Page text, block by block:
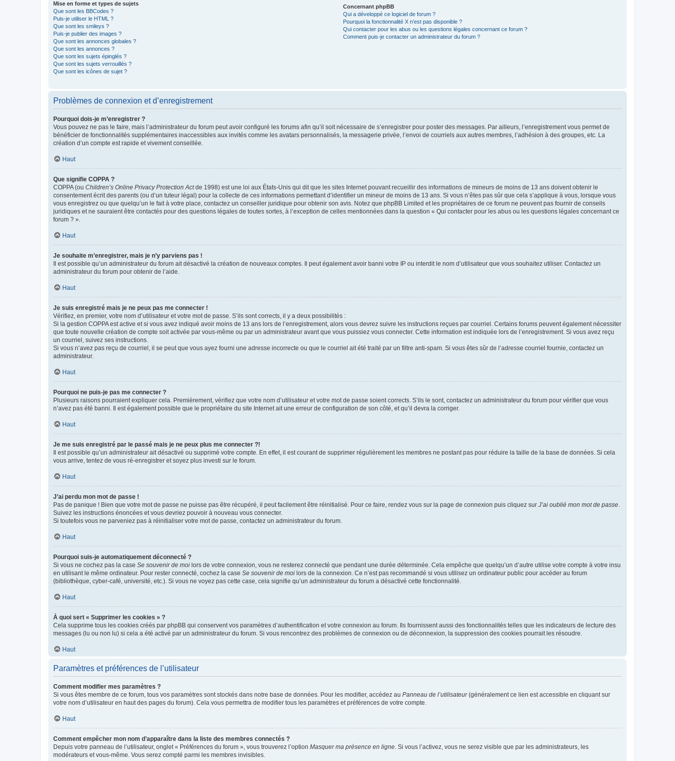
Mise en forme et types de sujets
Que sont les BBCodes ?
Puis-je utiliser le HTML ?
Que sont les smileys ?
Puis-je publier des images ?
Que sont les annonces globales ?
Que sont les annonces ?
Que sont les sujets épinglés ?
Que sont les sujets verrouillés ?
Que sont les icônes de sujet ?
Concernant phpBB
Qui a développé ce logiciel de forum ?
Pourquoi la fonctionnalité X n’est pas disponible ?
Qui contacter pour les abus ou les questions légales concernant ce forum ?
Comment puis-je contacter un administrateur du forum ?
Problèmes de connexion et d’enregistrement
Pourquoi dois-je m’enregistrer ?
Vous pouvez ne pas le faire, mais l’administrateur du forum peut avoir configuré les forums afin qu’il soit nécessaire de s’enregistrer pour poster des messages. Par ailleurs, l’enregistrement vous permet de
bénéficier de fonctionnalités supplémentaires inaccessibles aux invités comme les avatars personnalisés, la messagerie privée, l’envoi de courriels aux autres membres, l’adhésion à des groupes, etc. La
création d’un compte est rapide et vivement conseillée.
Haut
Que signifie COPPA ?
COPPA (ou Children’s Online Privacy Protection Actde 1998) est une loi aux États-Unis qui dit que les sites Internet pouvant recueillir des informations de mineurs de moins de 13 ans doivent obtenir le
consentement écrit des parents (ou d’un tuteur légal) pour la collecte de ces informations permettant d’identifier un mineur de moins de 13 ans. Si vous n’êtes pas sûr que cela s’applique à vous, lorsque vous
vous enregistrez ou que quelqu’un le fait à votre place, contactez un conseiller juridique pour obtenir son avis. Notez que phpBB Limited et les propriétaires de ce forum ne peuvent pas fournir de conseils
juridiques et ne sauraient être contactés pour des questions légales de toutes sortes, à l’exception de celles mentionnées dans la question « Qui contacter pour les abus ou les questions légales concernant ce
forum ? ».
Haut
Je souhaite m’enregistrer, mais je n’y parviens pas !
Il est possible qu’un administrateur du forum ait désactivé la création de nouveaux comptes. Il peut également avoir banni votre IP ou interdit le nom d’utilisateur que vous souhaitez utiliser. Contactez un
administrateur du forum pour obtenir de l’aide.
Haut
Je suis enregistré mais je ne peux pas me connecter !
Vérifiez, en premier, votre nom d’utilisateur et votre mot de passe. S’ils sont corrects, il y a deux possibilités :
Si la gestion COPPA est active et si vous avez indiqué avoir moins de 13 ans lors de l’enregistrement, alors vous devrez suivre les instructions reçues par courriel. Certains forums peuvent également nécessiter
que toute nouvelle création de compte soit activée par vous-même ou par un administrateur avant que vous puissiez vous connecter. Cette information est indiquée lors de l’enregistrement. Si vous avez reçu
un courriel, suivez ses instructions.
Si vous n’avez pas reçu de courriel, il se peut que vous ayez fourni une adresse incorrecte ou que le courriel ait été traité par un filtre anti-spam. Si vous êtes sûr de l’adresse courriel fournie, contactez un
administrateur.
Haut
Pourquoi ne puis-je pas me connecter ?
Plusieurs raisons pourraient expliquer cela. Premièrement, vérifiez que votre nom d’utilisateur et votre mot de passe soient corrects. S’ils le sont, contactez un administrateur du forum pour vérifier que vous
n’avez pas été banni. Il est également possible que le propriétaire du site Internet ait une erreur de configuration de son côté, et qu’il devra la corriger.
Haut
Je me suis enregistré par le passé mais je ne peux plus me connecter ?!
Il est possible qu’un administrateur ait désactivé ou supprimé votre compte. En effet, il est courant de supprimer régulièrement les membres ne postant pas pour réduire la taille de la base de données. Si cela
vous arrive, tentez de vous ré-enregistrer et soyez plus investi sur le forum.
Haut
J’ai perdu mon mot de passe !
Pas de panique ! Bien que votre mot de passe ne puisse pas être récupéré, il peut facilement être réinitialisé. Pour ce faire, rendez vous sur la page de connexion puis cliquez sur J’ai oublié mon mot de passe.
Suivez les instructions énoncées et vous devriez pouvoir à nouveau vous connecter.
Si toutefois vous ne parveniez pas à réinitialiser votre mot de passe, contactez un administrateur du forum.
Haut
Pourquoi suis-je automatiquement déconnecté ?
Si vous ne cochez pas la case Se souvenir de moi lors de votre connexion, vous ne resterez connecté que pendant une durée déterminée. Cela empêche que quelqu’un d’autre utilise votre compte à votre insu
en utilisant le même ordinateur. Pour rester connecté, cochez la case Se souvenir de moi lors de la connexion. Ce n’est pas recommandé si vous utilisez un ordinateur public pour accéder au forum
(bibliothèque, cyber-café, université, etc.). Si vous ne voyez pas cette case, cela signifie qu’un administrateur du forum a désactivé cette fonctionnalité.
Haut
À quoi sert « Supprimer les cookies » ?
Cela supprime tous les cookies créés par phpBB qui conservent vos paramètres d’authentification et votre connexion au forum. Ils fournissent aussi des fonctionnalités telles que les indicateurs de lecture des
messages (lu ou non lu) si cela a été activé par un administrateur du forum. Si vous rencontrez des problèmes de connexion ou de déconnexion, la suppression des cookies pourrait les résoudre.
Haut
Paramètres et préférences de l’utilisateur
Comment modifier mes paramètres ?
Si vous êtes membre de ce forum, tous vos paramètres sont stockés dans notre base de données. Pour les modifier, accédez au Panneau de l’utilisateur(généralement ce lien est accessible en cliquant sur
votre nom d’utilisateur en haut des pages du forum). Cela vous permettra de modifier tous les paramètres et préférences de votre compte.
Haut
Comment empêcher mon nom d’apparaître dans la liste des membres connectés ?
Depuis votre panneau de l’utilisateur, onglet « Préférences du forum », vous trouverez l’option Masquer ma présence en ligne. Si vous l’activez, vous ne serez visible que par les administrateurs, les
modérateurs et vous-même. Vous serez compté parmi les membres invisibles.